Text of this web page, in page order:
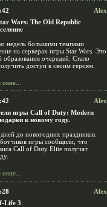
Alex
Wars: The Old Republic
недель большими темпами
на серверах игры Star Wars. Это
очередей. Стало
доступ к своим героям.
Alex
игры Call of Duty: Modern
к новому году.
до новогодних праздников.
игры сообщили, что
Call of Duty Elite получат
Alex
Life 3